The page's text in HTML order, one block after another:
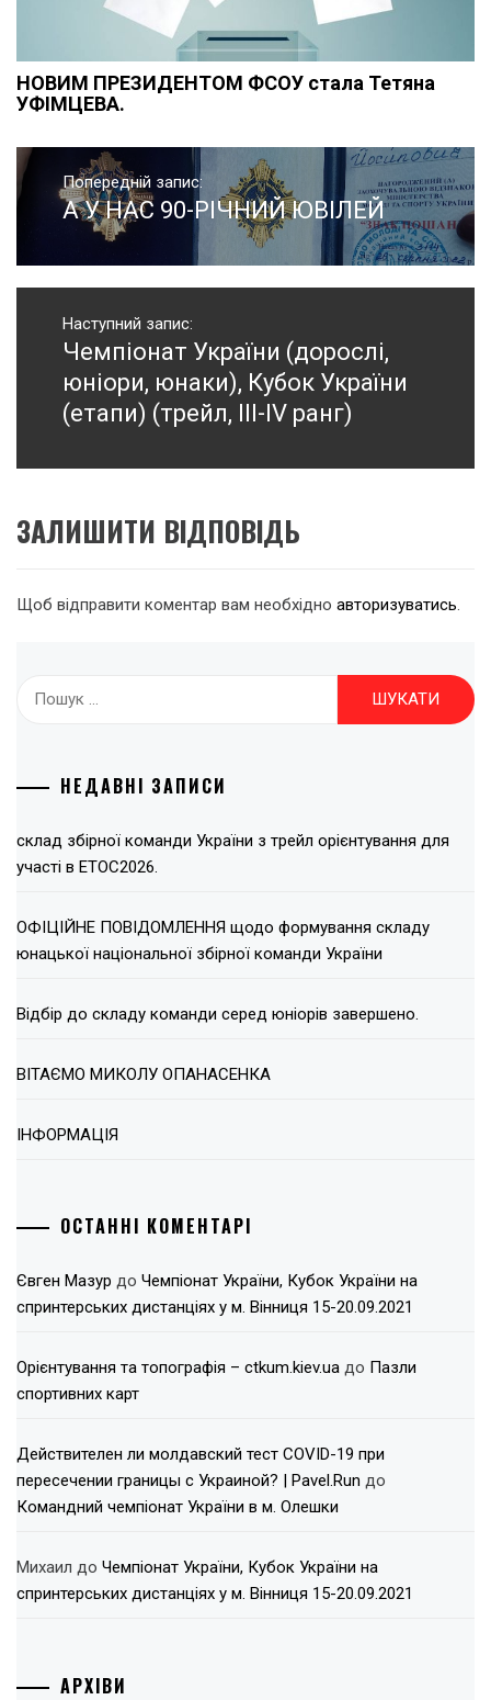
НОВИМ ПРЕЗИДЕНТОМ ФСОУ стала Тетяна
УФІМЦЕВА.
Навігація
записівПопередній запис:
Попередній
запис:
А У НАС 90-РІЧНИЙ ЮВІЛЕЙ
Наступний запис:
Наступний
запис:
Чемпіонат України (дорослі,
юніори, юнаки), Кубок України
(етапи) (трейл, ІІІ-IV ранг)
ЗАЛИШИТИ ВІДПОВІДЬ
Щоб відправити коментар вам необхідно авторизуватись
НЕДАВНІ ЗАПИСИ
склад збірної команди України з трейл орієнтування для
участі в ЕТОС2026.
ОФІЦІЙНЕ ПОВІДОМЛЕННЯ щодо формування складу
юнацької національної збірної команди України
Відбір до складу команди серед юніорів завершено.
ВІТАЄМО МИКОЛУ ОПАНАСЕНКА
ІНФОРМАЦІЯ
ОСТАННІ КОМЕНТАРІ
Євген Мазур до Чемпіонат України, Кубок України на
спринтерських дистанціях у м. Вінниця 15-20.09.2021
Орієнтування та топографія – ctkum.kiev.ua до Пазли
спортивних карт
Действителен ли молдавский тест COVID-19 при
пересечении границы с Украиной? | Pavel.Run до
Командний чемпіонат України в м. Олешки
Михаил до Чемпіонат України, Кубок України на
спринтерських дистанціях у м. Вінниця 15-20.09.2021
АРХІВИ